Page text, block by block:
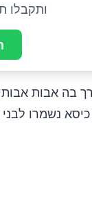
ותקבלו
נשמרו